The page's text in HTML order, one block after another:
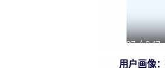
用户画像：